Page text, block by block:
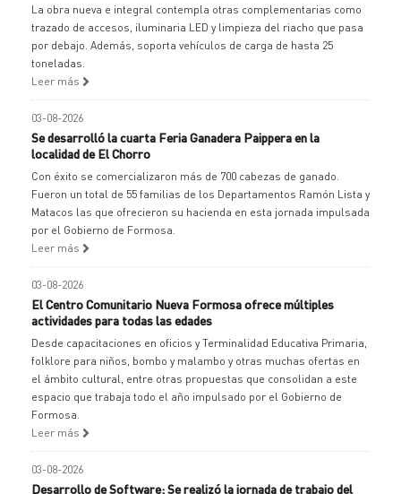
La obra nueva e integral contempla otras complementarias como
trazado de accesos, iluminaria LED y limpieza del riacho que pasa
por debajo. Además, soporta vehículos de carga de hasta 25
toneladas.
Leer más
03-08-2026
Se desarrolló la cuarta Feria Ganadera Paippera en la
localidad de El Chorro
Con éxito se comercializaron más de 700 cabezas de ganado.
Fueron un total de 55 familias de los Departamentos Ramón Lista y
Matacos las que ofrecieron su hacienda en esta jornada impulsada
por el Gobierno de Formosa.
Leer más
03-08-2026
El Centro Comunitario Nueva Formosa ofrece múltiples
actividades para todas las edades
Desde capacitaciones en oficios y Terminalidad Educativa Primaria,
folklore para niños, bombo y malambo y otras muchas ofertas en
el ámbito cultural, entre otras propuestas que consolidan a este
espacio que trabaja todo el año impulsado por el Gobierno de
Formosa.
Leer más
03-08-2026
Desarrollo de Software: Se realizó la jornada de trabajo del